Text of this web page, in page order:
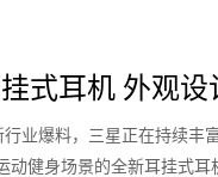
式耳机 外观设
业爆料，三星正在持续丰
健身场景的全新耳挂式耳